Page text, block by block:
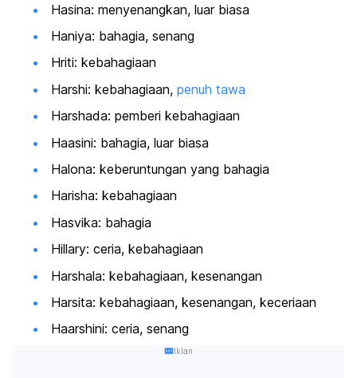
Hasina: menyenangkan, luar biasa
Haniya: bahagia, senang
Hriti: kebahagiaan
Harshi: kebahagiaan, penuh tawa
Harshada: pemberi kebahagiaan
Haasini: bahagia, luar biasa
Halona: keberuntungan yang bahagia
Harisha: kebahagiaan
Hasvika: bahagia
Hillary: ceria, kebahagiaan
Harshala: kebahagiaan, kesenangan
Harsita: kebahagiaan, kesenangan, keceriaan
Haarshini: ceria, senang
Iklan